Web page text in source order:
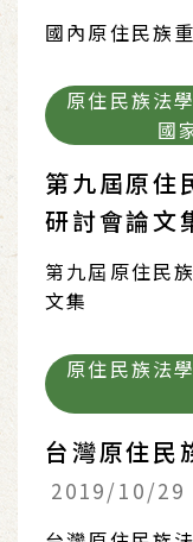
國內原住民族
原住民族法
國
第九屆原住
研討會論文
第九屆原住民
文集
原住民族法
台灣原住民
2019/10/29